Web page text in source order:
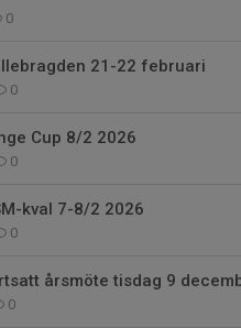
0
21-22 februari
0
Cup 8/2 2026
0
kval 7-8/2 2026
0
årsmöte tisdag 9
0